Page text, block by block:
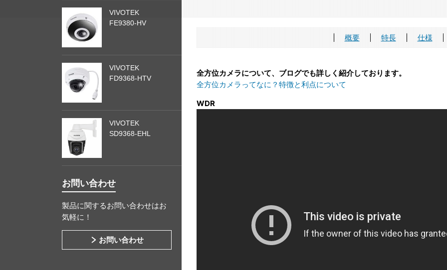
概要 特長 仕様
全方位カメラについて、ブログでも詳しく紹介しております。
全方位カメラってなに？特徴と利点について
WDR
VIVOTEK
FE9380-HV
VIVOTEK
FD9368-HTV
VIVOTEK
SD9368-EHL
お問い合わせ
製品に関するお問い合わせはお
気軽に！
お問い合わせ